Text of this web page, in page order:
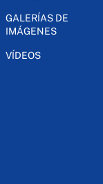
GALERÍAS DE
IMÁGENES
VÍDEOS